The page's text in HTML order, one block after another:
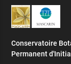
Conservatoire
Permanent